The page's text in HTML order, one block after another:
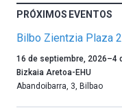
PRÓXIMOS EVENTOS
Bilbo Zientzia Plaza
Un
año
más,
16 de septiembre, 2026–4
Bizkaia Aretoa-EHU
Abandoibarra, 3, Bilbao